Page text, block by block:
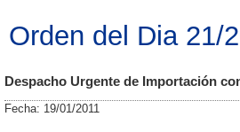
Orden del Dia 21/
Despacho Urgente de Importación
Fecha: 19/01/2011